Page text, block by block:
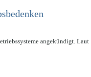
angekündigt. Laut